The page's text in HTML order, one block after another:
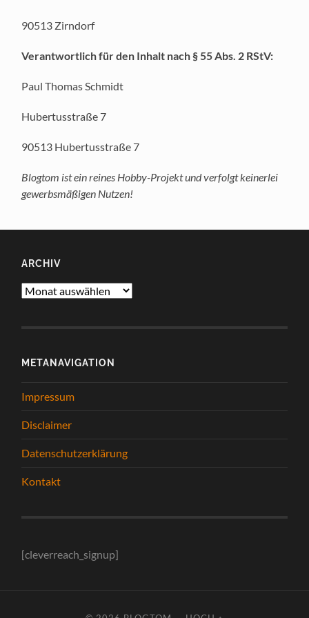
90513 Zirndorf
Verantwortlich für den Inhalt nach § 55 Abs. 2 RStV:
Paul Thomas Schmidt
Hubertusstraße 7
90513 Hubertusstraße 7
Blogtom ist ein reines Hobby-Projekt und verfolgt keinerlei
gewerbsmäßigen Nutzen!
ARCHIV
Archiv
METANAVIGATION
Impressum
Disclaimer
Datenschutzerklärung
Kontakt
[cleverreach_signup]